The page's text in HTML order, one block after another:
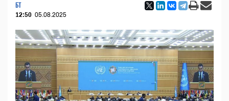
БТ
12:50 05.08.2025